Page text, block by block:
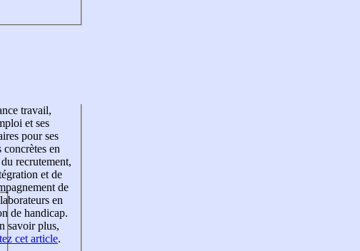
travail,
et ses
pour ses
concrètes en
recrutement,
et de
de
en
de handicap.
savoir plus,
cet article.